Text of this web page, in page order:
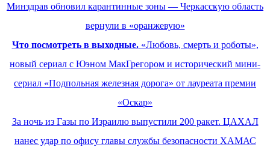
Минздрав обновил карантинные зоны — Черкасскую область
вернули в «оранжевую»
Что посмотреть в выходные.«Любовь, смерть и роботы»,
новый сериал с Юэном МакГрегором и исторический мини-
сериал «Подпольная железная дорога» от лауреата премии
«Оскар»
За ночь из Газы по Израилю выпустили 200 ракет. ЦАХАЛ
нанес удар по офису главы службы безопасности ХАМАС